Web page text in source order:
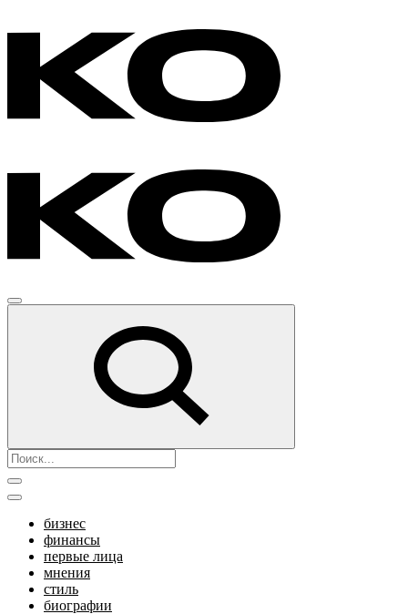
бизнес
финансы
первые лица
мнения
стиль
биографии